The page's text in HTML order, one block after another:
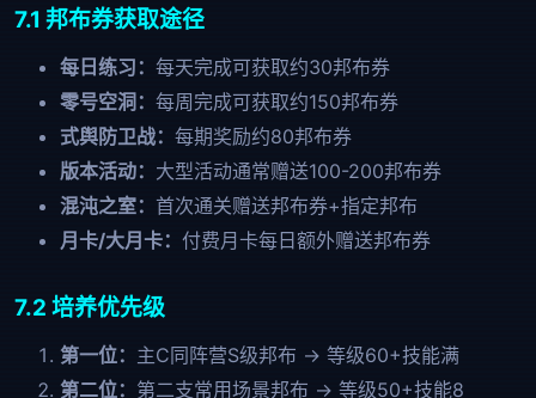
7.1 邦布券获取途径
每日练习： 每天完成可获取约30邦布券
零号空洞： 每周完成可获取约150邦布券
式舆防卫战： 每期奖励约80邦布券
版本活动： 大型活动通常赠送100-200邦布券
混沌之室： 首次通关赠送邦布券+指定邦布
月卡/大月卡： 付费月卡每日额外赠送邦布券
7.2 培养优先级
第一位： 主C同阵营S级邦布 → 等级60+技能满
第二位： 第二支常用场景邦布 → 等级50+技能8